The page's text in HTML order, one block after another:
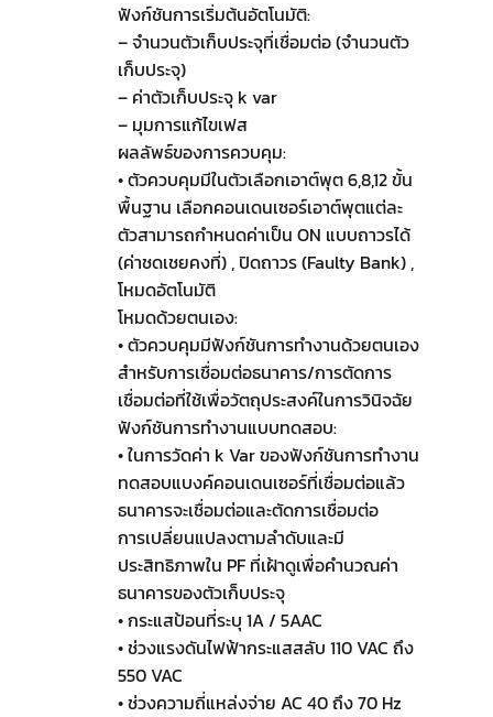
ฟังก์ชันการเริ่มต้นอัตโนมัติ:
– จำนวนตัวเก็บประจุที่เชื่อมต่อ (จำนวนตัว
เก็บประจุ)
– ค่าตัวเก็บประจุ k var
– มุมการแก้ไขเฟส
ผลลัพธ์ของการควบคุม:
• ตัวควบคุมมีในตัวเลือกเอาต์พุต 6,8,12 ขั้น
พื้นฐาน เลือกคอนเดนเซอร์เอาต์พุตแต่ละ
ตัวสามารถกำหนดค่าเป็น ON แบบถาวรได้
(ค่าชดเชยคงที่) , ปิดถาวร (Faulty Bank) ,
โหมดอัตโนมัติ
โหมดด้วยตนเอง:
• ตัวควบคุมมีฟังก์ชันการทำงานด้วยตนเอง
สำหรับการเชื่อมต่อธนาคาร/การตัดการ
เชื่อมต่อที่ใช้เพื่อวัตถุประสงค์ในการวินิจฉัย
ฟังก์ชันการทำงานแบบทดสอบ:
• ในการวัดค่า k Var ของฟังก์ชันการทำงาน
ทดสอบแบงค์คอนเดนเซอร์ที่เชื่อมต่อแล้ว
ธนาคารจะเชื่อมต่อและตัดการเชื่อมต่อ
การเปลี่ยนแปลงตามลำดับและมี
ประสิทธิภาพใน PF ที่เฝ้าดูเพื่อคำนวณค่า
ธนาคารของตัวเก็บประจุ
• กระแสป้อนที่ระบุ 1A / 5AAC
• ช่วงแรงดันไฟฟ้ากระแสสลับ 110 VAC ถึง
550 VAC
• ช่วงความถี่แหล่งจ่าย AC 40 ถึง 70 Hz